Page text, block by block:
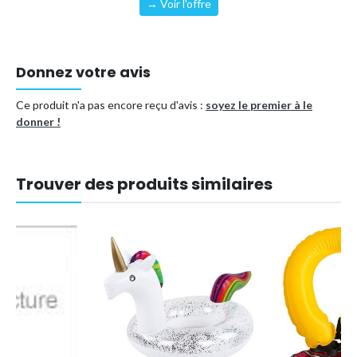
→ Voir l'offre
Donnez votre avis
Ce produit n'a pas encore reçu d'avis : soyez le premier à le
donner !
Trouver des produits similaires